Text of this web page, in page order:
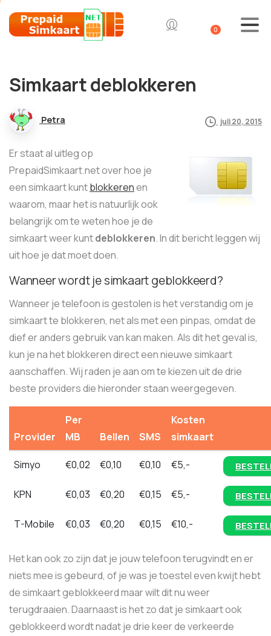
0
Simkaart deblokkeren
Petra juli 20, 2015
Er staat al uitleg op
PrepaidSimkaart.net over hoe je
een simkaart kuntblokkerenen
waarom, maar het is natuurlijk ook
belangrijk om te weten hoe je de
simkaart weer kuntdeblokkeren. In dit bericht leggen wij
uit hoe je dat moet doen.
Wanneer wordt je simkaart geblokkeerd?
Wanneer je telefoon is gestolen is het verstandig om je
simkaart te blokkeren, net als met een pinpas, omdat de
dief er anders gebruik van kan maken. Als dit het geval is,
kun je na het blokkeren direct een nieuwe simkaart
aanschaffen. Wij raden je aan om te kiezen uit de drie
beste providers die hieronder staan weergegeven.
Provider
Per
MB
Bellen SMS
Kosten
simkaart
Simyo €0,02 €0,10 €0,10 €5,-
KPN €0,03 €0,20 €0,15 €5,-
T-Mobile €0,03 €0,20 €0,15 €10,-
Het kan ook zo zijn dat je jouw telefoon terugvindt en er
niets mee is gebeurd, of je was je toestel even kwijt hebt
de simkaart geblokkeerd maar wilt dit nu weer
terugdraaien. Daarnaast is het zo dat je simkaart ook
geblokkeerd wordt nadat je drie keer de verkeerde